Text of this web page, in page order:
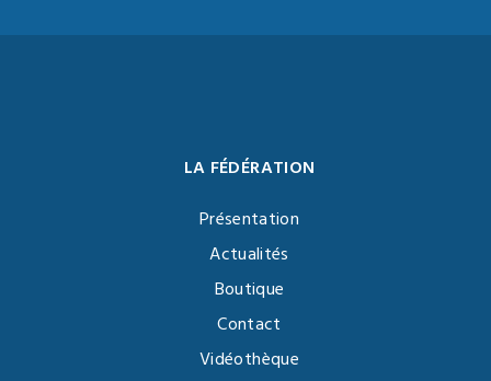
LA FÉDÉRATION
Présentation
Actualités
Boutique
Contact
Vidéothèque